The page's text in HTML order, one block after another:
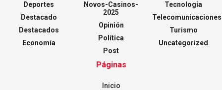
Deportes
Destacado
Destacados
Economía
Novos-Casinos-
2025
Opinión
Política
Post
Tecnología
Telecomunicaciones
Turismo
Uncategorized
Páginas
Inicio